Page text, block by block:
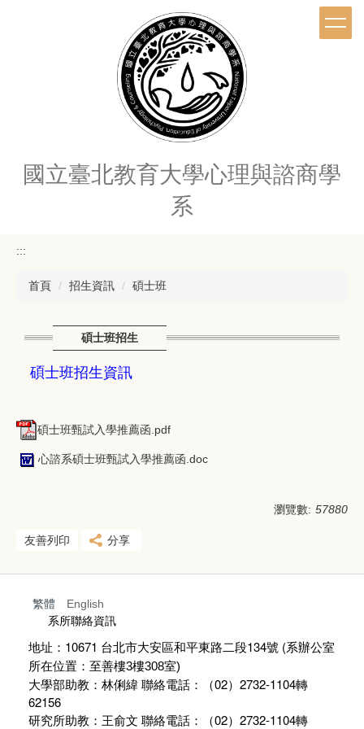
國立臺北教育大學心理與諮商學
系
:::
首頁 招生資訊 碩士班
碩士班招生
碩士班招生資訊
碩士班甄試入學推薦函.pdf
心諮系碩士班甄試入學推薦函.doc
瀏覽數: 57880
友善列印 分享
繁體
English
系所聯絡資訊
地址：10671 台北市大安區和平東路二段134號 (系辦公室
所在位置：至善樓3樓308室)
大學部助教：林俐緯 聯絡電話：（02）2732-1104轉
62156
研究所助教：王俞文 聯絡電話：（02）2732-1104轉